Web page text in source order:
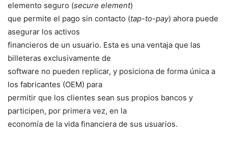
elemento seguro (secure element)
que permite el pago sin contacto (tap-to-pay) ahora puede
asegurar los activos
financieros de un usuario. Esta es una ventaja que las
billeteras exclusivamente de
software no pueden replicar, y posiciona de forma única a
los fabricantes (OEM) para
permitir que los clientes sean sus propios bancos y
participen, por primera vez, en la
economía de la vida financiera de sus usuarios.